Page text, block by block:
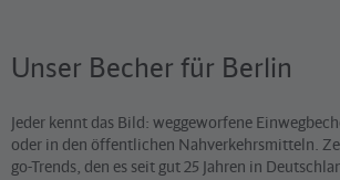
Unser Becher für Berlin
Jeder kennt das Bild: weggeworfene
oder in den öffentlichen Nahverkehrsmitteln.
go-Trends, den es seit gut 25 Jahren in